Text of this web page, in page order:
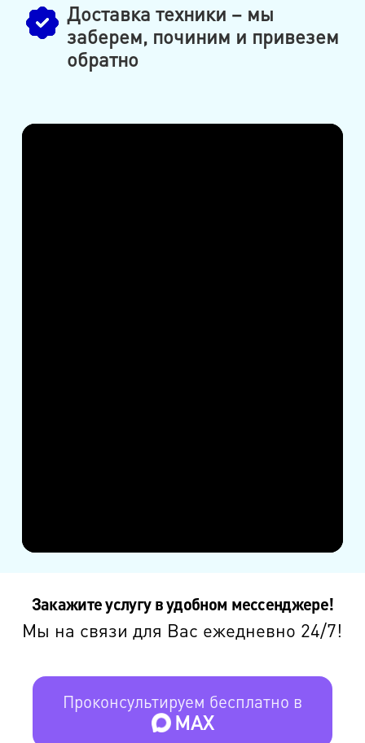
Доставка техники – мы
заберем, починим и привезем
обратно
Закажите услугу в удобном мессенджере!
Мы на связи для Вас ежедневно 24/7!
Проконсультируем бесплатно в
MAX